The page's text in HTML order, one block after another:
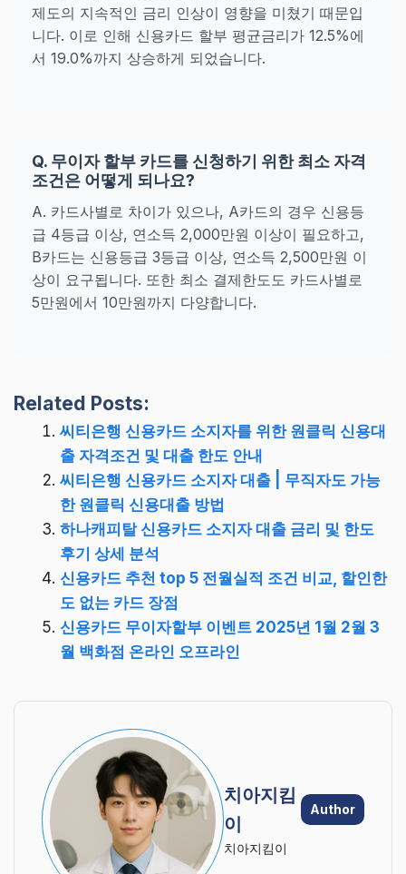
제도의 지속적인 금리 인상이 영향을 미쳤기 때문입
니다. 이로 인해 신용카드 할부 평균금리가 12.5%에
서 19.0%까지 상승하게 되었습니다.
Q. 무이자 할부 카드를 신청하기 위한 최소 자격
조건은 어떻게 되나요?
A. 카드사별로 차이가 있으나, A카드의 경우 신용등
급 4등급 이상, 연소득 2,000만원 이상이 필요하고,
B카드는 신용등급 3등급 이상, 연소득 2,500만원 이
상이 요구됩니다. 또한 최소 결제한도도 카드사별로
5만원에서 10만원까지 다양합니다.
Related Posts:
씨티은행 신용카드 소지자를 위한 원클릭 신용대
출 자격조건 및 대출 한도 안내
씨티은행 신용카드 소지자 대출 | 무직자도 가능
한 원클릭 신용대출 방법
하나캐피탈 신용카드 소지자 대출 금리 및 한도
후기 상세 분석
신용카드 추천 top 5 전월실적 조건 비교, 할인한
도 없는 카드 장점
신용카드 무이자할부 이벤트 2025년 1월 2월 3
월 백화점 온라인 오프라인
치아지킴
이
Author
치아지킴이